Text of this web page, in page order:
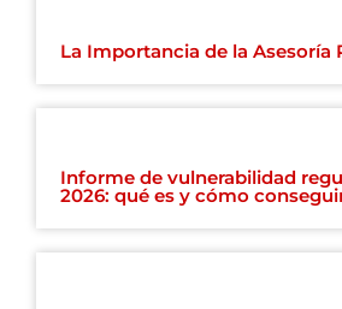
La Importancia de la Asesoría
Informe de vulnerabilidad
2026: qué es y cómo